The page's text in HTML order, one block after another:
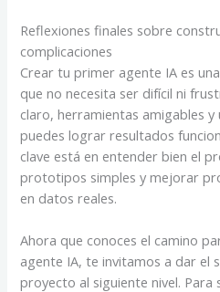
Reflexiones finales sobre
complicaciones
Crear tu primer agente IA es
que no necesita ser difícil ni
claro, herramientas amigables
puedes lograr resultados
clave está en entender bien el
prototipos simples y mejorar
en datos reales.
Ahora que conoces el camino
agente IA, te invitamos a dar el
proyecto al siguiente nivel.